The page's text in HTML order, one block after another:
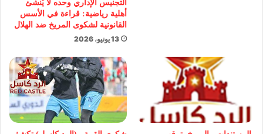
التجنيس الإداري وحده لا يُنشئ
أهلية رياضية: قراءة في الأسس
القانونية لشكوى المريخ ضد الهلال
13 يونيو، 2026